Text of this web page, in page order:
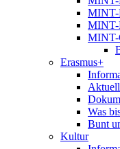
MINT-
MINT-
MINT-
Erasmus+
Was
Bunt
Kultur